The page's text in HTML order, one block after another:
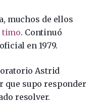
muchos de ellos
timo. Continuó
en 1979.
Astrid
que supo responder
resolver.